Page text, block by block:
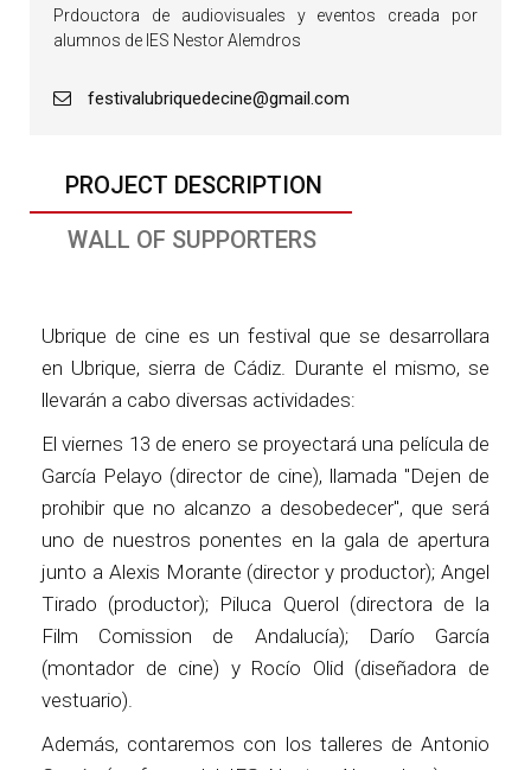
PROJECT DESCRIPTION
WALL OF SUPPORTERS
Ubrique de cine es un festival que se desarrollara
en Ubrique, sierra de Cádiz. Durante el mismo, se
llevarán a cabo diversas actividades:
El viernes 13 de enero se proyectará una película de
García Pelayo (director de cine), llamada "Dejen de
prohibir que no alcanzo a desobedecer", que será
uno de nuestros ponentes en la gala de apertura
junto a Alexis Morante (director y productor); Angel
Tirado (productor); Piluca Querol (directora de la
Film Comission de Andalucía); Darío García
(montador de cine) y Rocío Olid (diseñadora de
vestuario).
Además, contaremos con los talleres de Antonio
Prdouctora de audiovisuales y eventos creada por
alumnos de IES Nestor Alemdros
festivalubriquedecine@gmail.com